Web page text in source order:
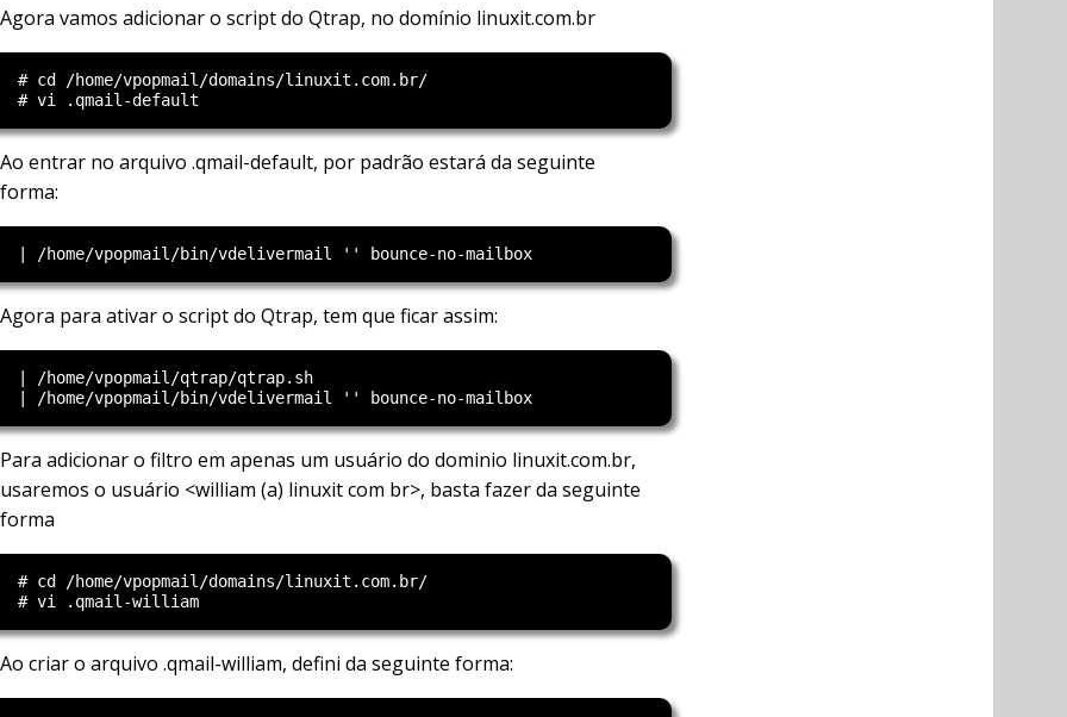
Agora vamos adicionar o script do Qtrap, no domínio linuxit.com.br
  # cd /home/vpopmail/domains/linuxit.com.br/
Ao entrar no arquivo .qmail-default, por padrão estará da seguinte
forma:
Agora para ativar o script do Qtrap, tem que ficar assim:
  | /home/vpopmail/qtrap/qtrap.sh
Para adicionar o filtro em apenas um usuário do dominio linuxit.com.br,
usaremos o usuário <william (a) linuxit com br>, basta fazer da seguinte
forma
  # cd /home/vpopmail/domains/linuxit.com.br/
Ao criar o arquivo .qmail-william, defini da seguinte forma: